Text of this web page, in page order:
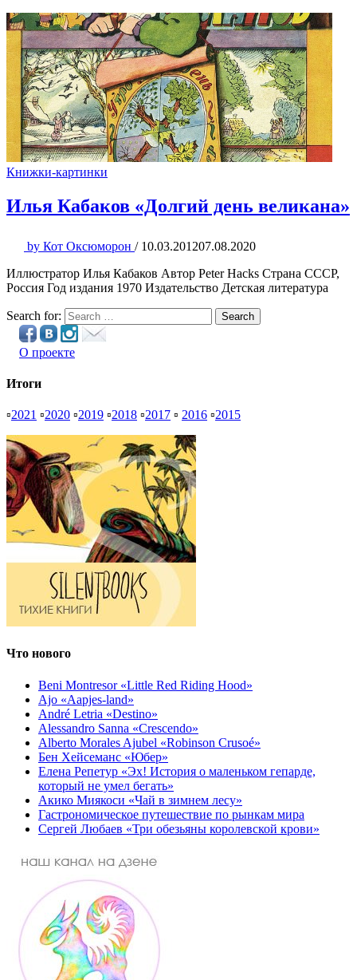
Книжки-картинки
Илья Кабаков «Долгий день великана»
by Кот Оксюморон / 10.03.201207.08.2020
Иллюстратор Илья Кабаков Автор Peter Hacks Страна СССР,
Россия Год издания 1970 Издательство Детская литература
Search for: Search
О проекте
Итоги
▫2021 ▫2020 ▫2019 ▫2018 ▫2017 ▫ 2016 ▫2015
Что нового
Beni Montresor «Little Red Riding Hood»
Ajo «Aapjes-land»
André Letria «Destino»
Alessandro Sanna «Crescendo»
Alberto Morales Ajubel «Robinson Crusoé»
Бен Хейсеманс «Юбер»
Елена Репетур «Эх! История о маленьком гепарде,
который не умел бегать»
Акико Миякоси «Чай в зимнем лесу»
Гастрономическое путешествие по рынкам мира
Сергей Любаев «Три обезьяны королевской крови»